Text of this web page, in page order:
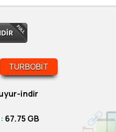
TURBOBIT
indir
67.75 GB